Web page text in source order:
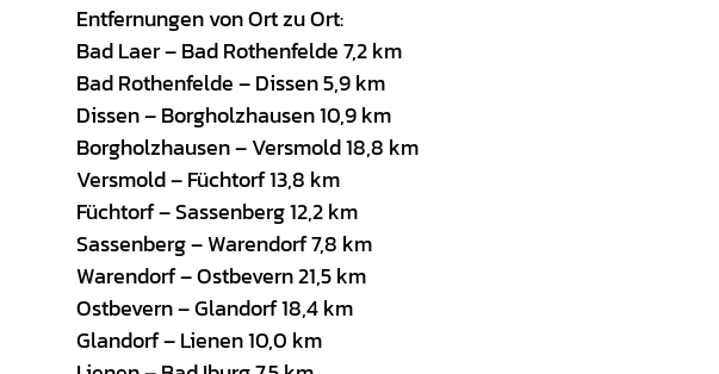
Entfernungen von Ort zu Ort:
Bad Laer – Bad Rothenfelde 7,2 km
Bad Rothenfelde – Dissen 5,9 km
Dissen – Borgholzhausen 10,9 km
Borgholzhausen – Versmold 18,8 km
Versmold – Füchtorf 13,8 km
Füchtorf – Sassenberg 12,2 km
Sassenberg – Warendorf 7,8 km
Warendorf – Ostbevern 21,5 km
Ostbevern – Glandorf 18,4 km
Glandorf – Lienen 10,0 km